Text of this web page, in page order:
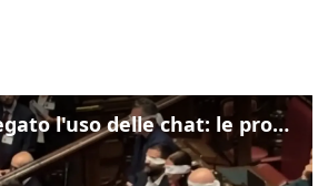
Delmastro, negato l'uso delle chat: le proteste di Avs e M5s